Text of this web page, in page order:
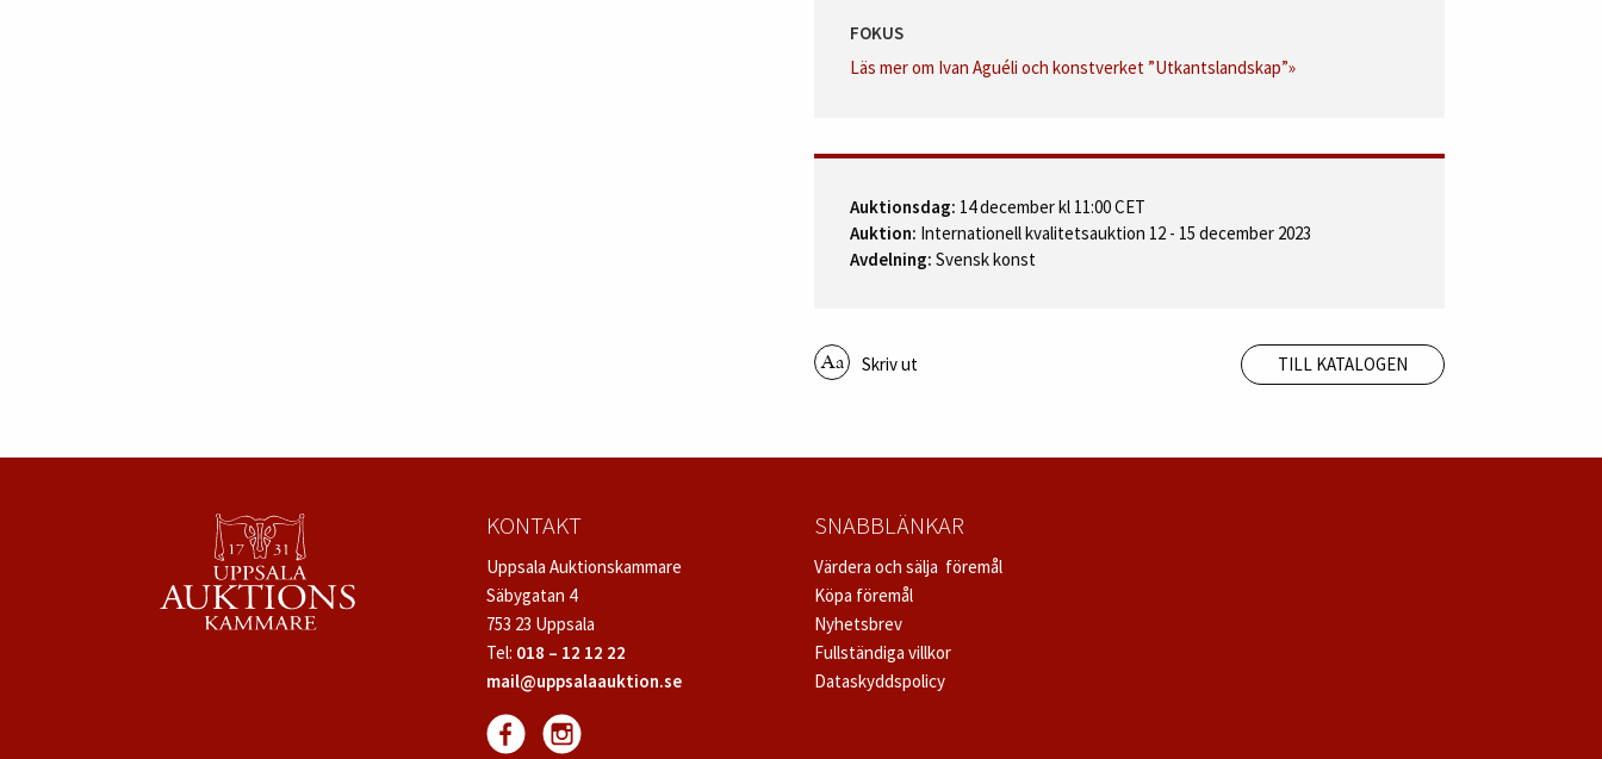
FOKUS
Läs mer om Ivan Aguéli och konstverket ”Utkantslandskap”»
Auktionsdag: 14 december kl 11:00 CET
Auktion: Internationell kvalitetsauktion 12 - 15 december 2023
Avdelning: Svensk konst
Skriv ut TILL KATALOGEN
KONTAKT
Uppsala Auktionskammare
Säbygatan 4
753 23 Uppsala
Tel: 018 – 12 12 22
mail@uppsalaauktion.se
SNABBLÄNKAR
Värdera och sälja föremål
Köpa föremål
Nyhetsbrev
Fullständiga villkor
Dataskyddspolicy